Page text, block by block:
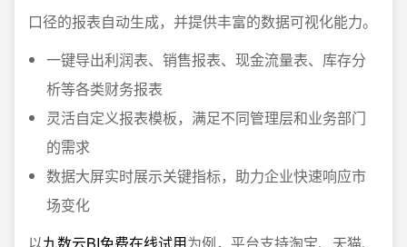
口径的报表自动生成，并提供丰富的数据可视化能力。
一键导出利润表、销售报表、现金流量表、库存分
析等各类财务报表
灵活自定义报表模板，满足不同管理层和业务部门
的需求
数据大屏实时展示关键指标，助力企业快速响应市
场变化